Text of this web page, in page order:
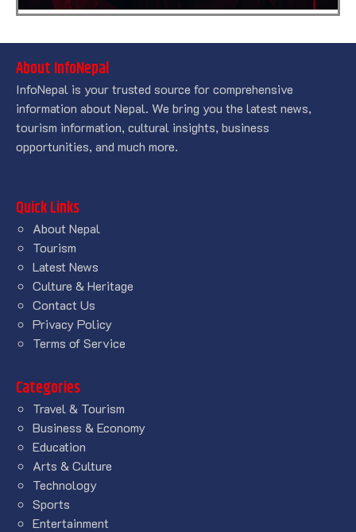
About InfoNepal
InfoNepal is your trusted source for comprehensive
information about Nepal. We bring you the latest news,
tourism information, cultural insights, business
opportunities, and much more.
Quick Links
About Nepal
Tourism
Latest News
Culture & Heritage
Contact Us
Privacy Policy
Terms of Service
Categories
Travel & Tourism
Business & Economy
Education
Arts & Culture
Technology
Sports
Entertainment